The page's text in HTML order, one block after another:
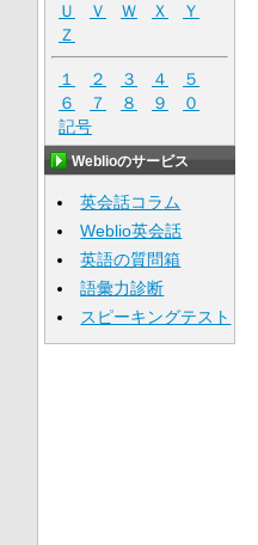
Ｕ
Ｖ Ｗ Ｘ
Ｙ
Ｚ
１ ２ ３ ４
５
６
７ ８ ９
０
記号
Weblioのサービス
英会話コラム
Weblio英会話
英語の質問箱
語彙力診断
スピーキングテスト